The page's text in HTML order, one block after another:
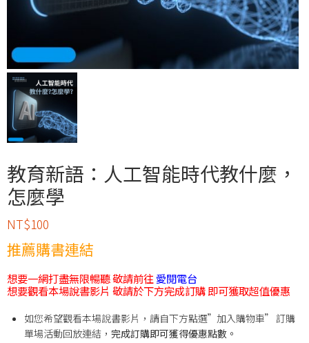
教育新語：人工智能時代教什麼，
怎麼學
NT$100
推薦購書連結
想要一網打盡無限暢聽 敬請前往 愛閱電台
想要觀看本場說書影片 敬請於下方完成訂購 即可獲取超值優惠
如您希望觀看本場說書影片，請自下方點選”加入購物車” 訂購
單場活動回放連結， 完成訂購即可獲得優惠點數。